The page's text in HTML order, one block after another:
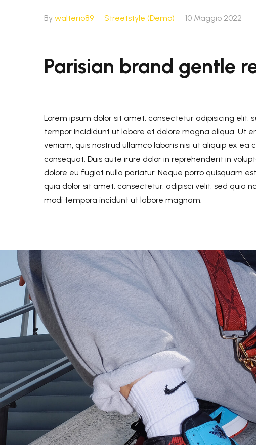
2-4 giorni lavorativi - € 7.50
By walterio89 Streetstyle (Demo) 10 Maggio 2022
Parisian brand gentle
Lorem ipsum dolor sit amet, consectetur adipisicing elit,
tempor incididunt ut labore et dolore magna aliqua. Ut
veniam, quis nostrud ullamco laboris nisi ut aliquip ex ea
consequat. Duis aute irure dolor in reprehenderit in
dolore eu fugiat nulla pariatur. Neque porro quisquam
quia dolor sit amet, consectetur, adipisci velit, sed quia
modi tempora incidunt ut labore magnam.